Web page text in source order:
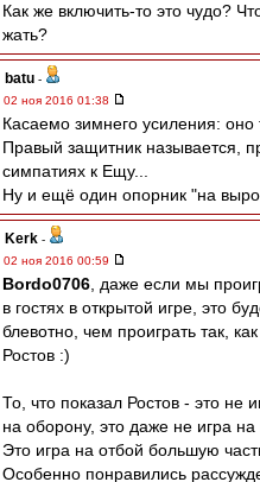
Как же включить-то это чудо?
жать?
batu -
02 ноя 2016 01:38
Касаемо зимнего усиления: оно
Правый защитник называется,
симпатиях к Ещу...
Ну и ещё один опорник "на
Kerk -
02 ноя 2016 00:59
Bordo0706 , даже если мы
в гостях в открытой игре, это
блевотно, чем проиграть так,
Ростов :)
То, что показал Ростов - это не
на оборону, это даже не игра на
Это игра на отбой большую
Особенно понравились